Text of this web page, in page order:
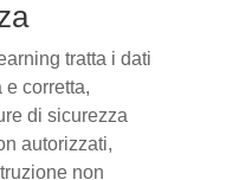
tratta i dati
corretta,
di sicurezza
autorizzati,
non